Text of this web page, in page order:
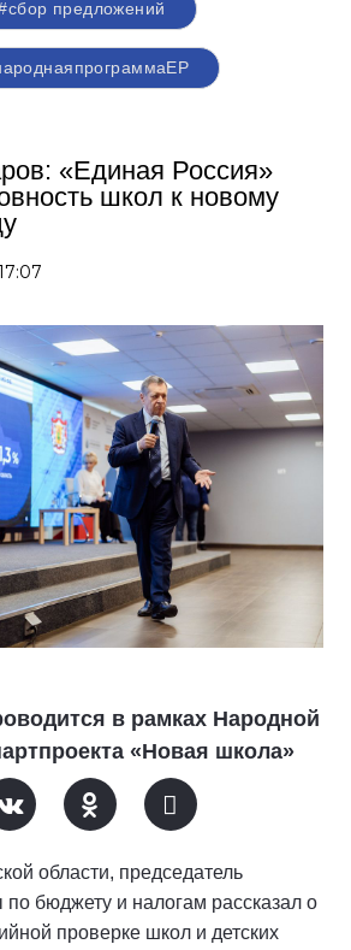
предложений
«Единая Россия»
школ к новому
в рамках Народной
«Новая школа»
области, председатель
по бюджету и налогам рассказал о
проверке школ и детских